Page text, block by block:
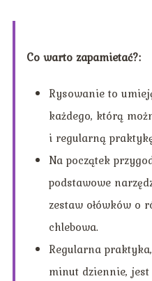
Co warto zapamietać?:
Rysowanie to
każdego, którą
i regularną
Na początek
podstawowe
zestaw ołówków o
chlebowa.
Regularna
minut dziennie,